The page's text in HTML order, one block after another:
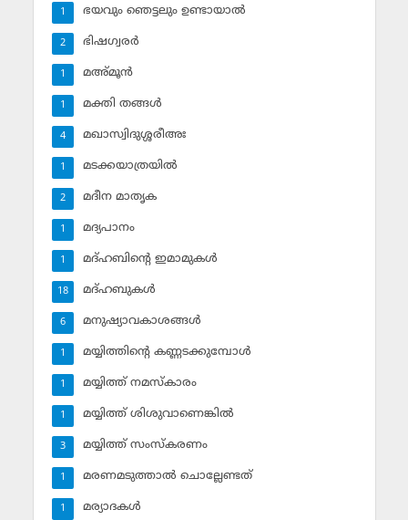
ഭയവും ഞെട്ടലും ഉണ്ടായാല്‍
1
ഭിഷഗ്വരര്‍
2
മഅ്മൂന്‍
1
മക്തി തങ്ങള്‍
1
മഖാസ്വിദുശ്ശരീഅഃ
4
മടക്കയാത്രയില്‍
1
മദീന മാതൃക
2
മദ്യപാനം
1
മദ്ഹബിന്റെ ഇമാമുകള്‍
1
മദ്ഹബുകള്‍
18
മനുഷ്യാവകാശങ്ങള്‍
6
മയ്യിത്തിന്റെ കണ്ണടക്കുമ്പോള്‍
1
മയ്യിത്ത് നമസ്‌കാരം
1
മയ്യിത്ത് ശിശുവാണെങ്കില്‍
1
മയ്യിത്ത് സംസ്‌കരണം
3
മരണമടുത്താല്‍ ചൊല്ലേണ്ടത്
1
മര്യാദകള്‍
1